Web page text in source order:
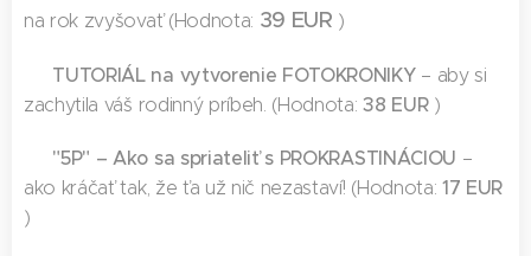
na rok zvyšovať (Hodnota: 39 EUR )
TUTORIÁL na vytvorenie FOTOKRONIKY– aby si
zachytila váš rodinný príbeh. (Hodnota:38 EUR)
"5P" – Ako sa spriateliťs PROKRASTINÁCIOU –
ako kráčať tak, že ťa už nič nezastaví! (Hodnota: 17 EUR
)